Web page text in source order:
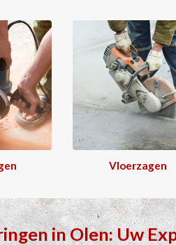
Vloerzagen
inOlen: Uw